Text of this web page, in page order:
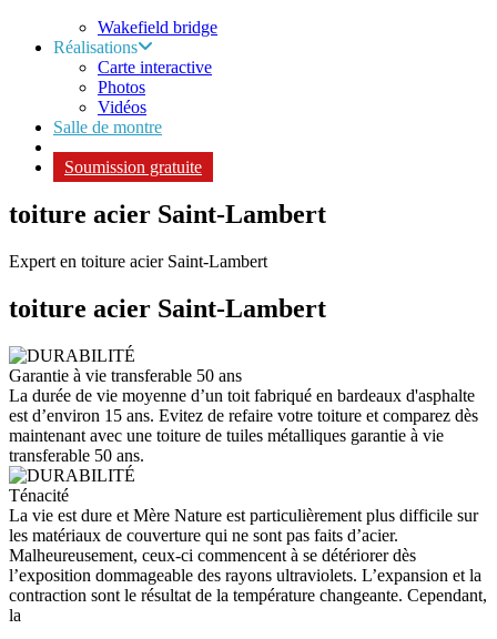
Wakefield bridge
Réalisations
Carte interactive
Photos
Vidéos
Salle de montre
Soumission gratuite
toiture acier Saint-Lambert
Expert en toiture acier Saint-Lambert
toiture acier Saint-Lambert
Garantie à vie transferable 50 ans
La durée de vie moyenne d’un toit fabriqué en bardeaux d'asphalte
est d’environ 15 ans. Evitez de refaire votre toiture et comparez dès
maintenant avec une toiture de tuiles métalliques garantie à vie
transferable 50 ans.
Ténacité
La vie est dure et Mère Nature est particulièrement plus difficile sur
les matériaux de couverture qui ne sont pas faits d’acier.
Malheureusement, ceux-ci commencent à se détériorer dès
l’exposition dommageable des rayons ultraviolets. L’expansion et la
contraction sont le résultat de la température changeante. Cependant,
la